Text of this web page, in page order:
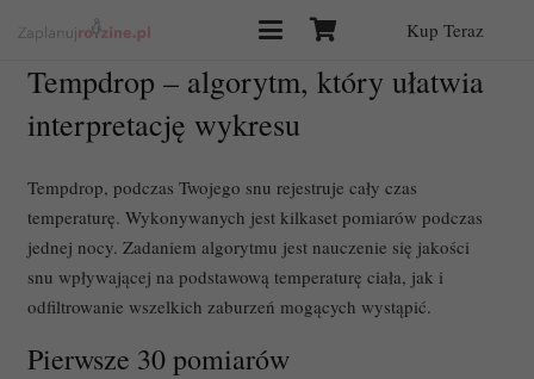
Kup Teraz
Tempdrop – algorytm, który ułatwia
interpretację wykresu
Tempdrop, podczas Twojego snu rejestruje cały czas
temperaturę. Wykonywanych jest kilkaset pomiarów podczas
jednej nocy. Zadaniem algorytmu jest nauczenie się jakości
snu wpływającej na podstawową temperaturę ciała, jak i
odfiltrowanie wszelkich zaburzeń mogących wystąpić.
Pierwsze 30 pomiarów